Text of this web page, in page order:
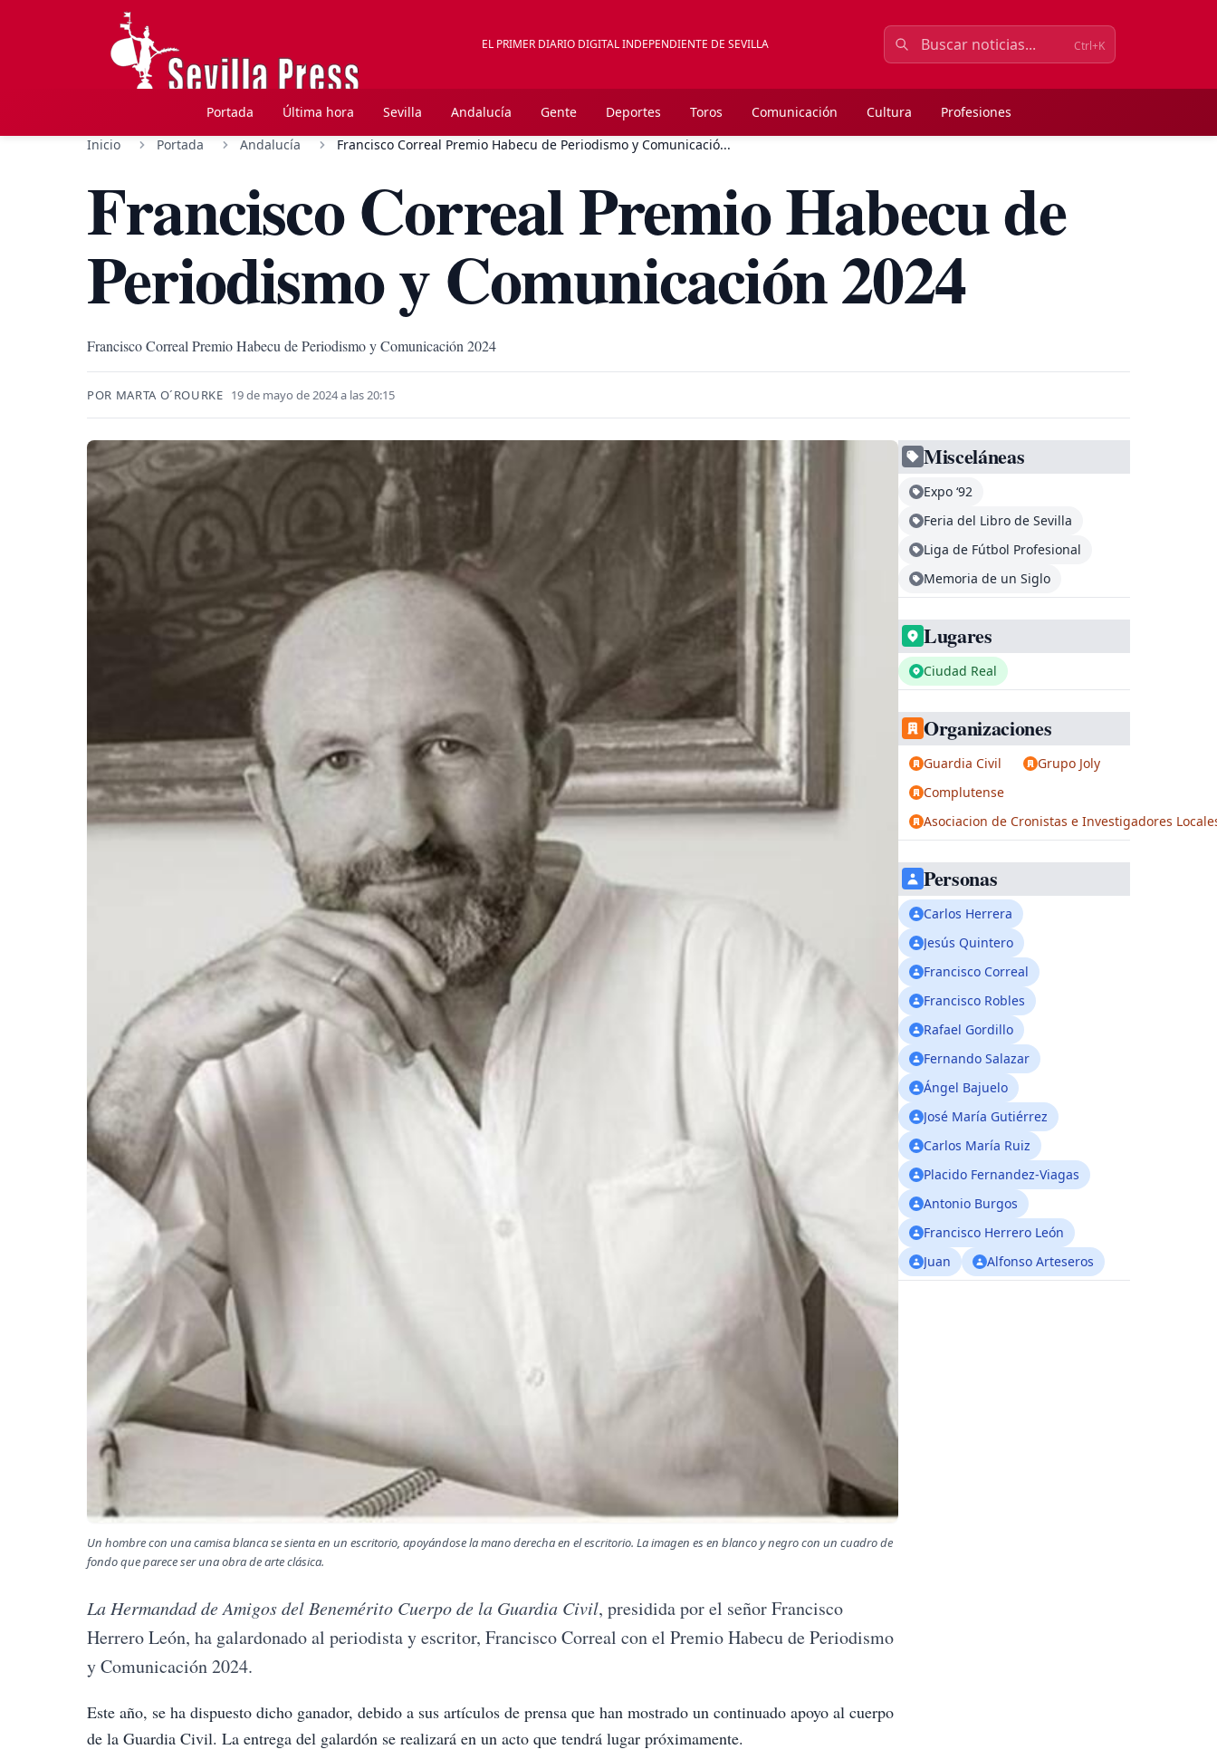
EL PRIMER DIARIO DIGITAL INDEPENDIENTE DE SEVILLA Ctrl+K
Portada Última hora Sevilla Andalucía Gente Deportes Toros Comunicación Cultura
Profesiones
Inicio
Portada Andalucía Francisco Correal Premio Habecu de Periodismo y Comunicació...
Francisco Correal Premio Habecu de
Periodismo y Comunicación 2024
Francisco Correal Premio Habecu de Periodismo y Comunicación 2024
POR MARTA O´ROURKE 19 de mayo de 2024 a las 20:15
Un hombre con una camisa blanca se sienta en un escritorio, apoyándose la mano derecha en el escritorio. La imagen es en blanco y negro con un cuadro de
fondo que parece ser una obra de arte clásica.
La Hermandad de Amigos del Benemérito Cuerpo de la Guardia Civil, presidida por el señor Francisco
Herrero León, ha galardonado al periodista y escritor, Francisco Correal con el Premio Habecu de Periodismo
y Comunicación 2024.
Este año, se ha dispuesto dicho ganador, debido a sus artículos de prensa que han mostrado un continuado apoyo al cuerpo
de la Guardia Civil. La entrega del galardón se realizará en un acto que tendrá lugar próximamente.
Misceláneas
Expo ‘92
Feria del Libro de Sevilla
Liga de Fútbol Profesional
Memoria de un Siglo
Lugares
Ciudad Real
Organizaciones
Guardia Civil
Grupo Joly
Complutense
Asociacion de Cronistas e Investigadores
Personas
Carlos Herrera
Jesús Quintero
Francisco Correal
Francisco Robles
Rafael Gordillo
Fernando Salazar
Ángel Bajuelo
José María Gutiérrez
Carlos María Ruiz
Placido Fernandez-Viagas
Antonio Burgos
Francisco Herrero León
Juan
Alfonso Arteseros